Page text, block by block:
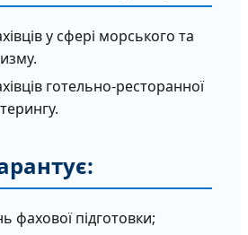
у сфері морського та
готельно-ресторанної
фахової підготовки;